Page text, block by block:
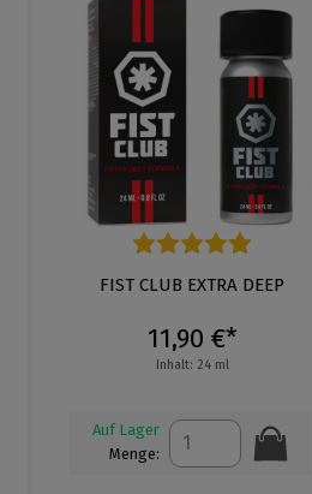
von 5 von 5 Sternen
Durchschnittliche
FIST CLUB EXTRA DEEP
11,90 €*
Inhalt: 24 ml
Auf Lager
Menge: